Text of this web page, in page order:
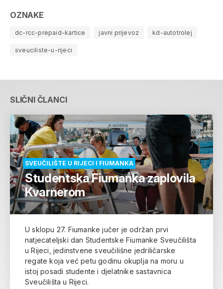
OZNAKE
dc-rcc-prepaid-kartice javni prijevoz kd-autotrolej
sveuciliste-u-rijeci
SLIČNI ČLANCI
SVEUČILIŠTE U RIJECI I FIUMANKA
Studentska Fiumanka zaplovila
Kvarnerom
U sklopu 27. Fiumanke jučer je održan prvi
natjecateljski dan Studentske Fiumanke Sveučilišta
u Rijeci, jedinstvene sveučilišne jedriličarske
regate koja već petu godinu okuplja na moru u
istoj posadi studente i djelatnike sastavnica
Sveučilišta u Rijeci.